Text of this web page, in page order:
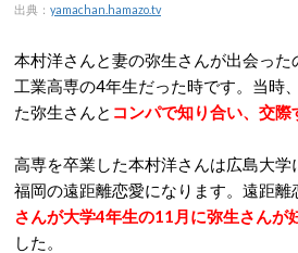
出典： yamachan.hamazo.tv
本村洋さんと妻の弥生さんが出会っ
工業高専の4年生だった時です。当時
た弥生さんと コンパで知り合い、交際
高専を卒業した本村洋さんは広島大学
福岡の遠距離恋愛になります。遠距離
さんが大学4年生の11月に弥生さんが
した。